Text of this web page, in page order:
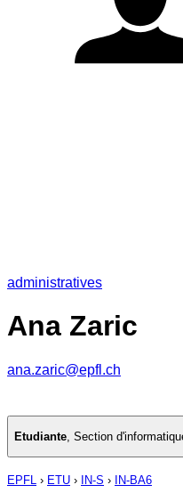
administratives
Ana Zaric
ana.zaric@epfl.ch
Etudiante, Section
EPFL › ETU › IN-S › IN-BA6